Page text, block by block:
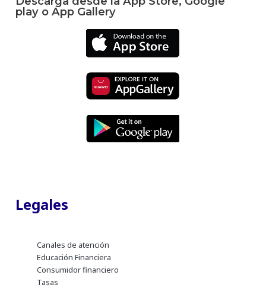
play o App Gallery
Legales
Canales de atención
Educación Financiera
Consumidor financiero
Tasas